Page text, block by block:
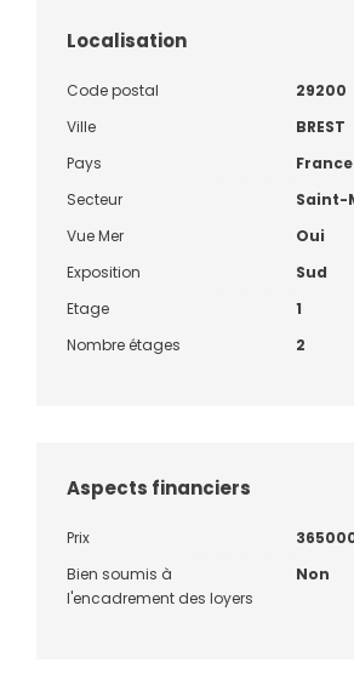
Localisation
Code postal
29200
Ville
BREST
Pays
France
Secteur
Saint-
Vue Mer
Oui
Exposition
Sud
Etage
1
Nombre étages
2
Aspects financiers
Prix
Bien soumis à
l'encadrement des loyers
Non